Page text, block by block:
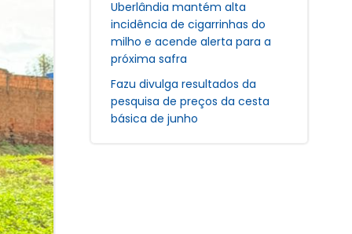
Uberlândia mantém alta
incidência de cigarrinhas do
milho e acende alerta para a
próxima safra
Fazu divulga resultados da
pesquisa de preços da cesta
básica de junho